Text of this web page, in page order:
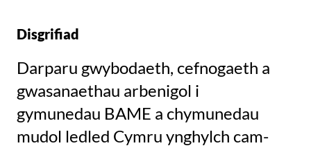
Disgrifiad
Darparu gwybodaeth, cefnogaeth a
gwasanaethau arbenigol i
gymunedau BAME a chymunedau
mudol ledled Cymru ynghylch cam-